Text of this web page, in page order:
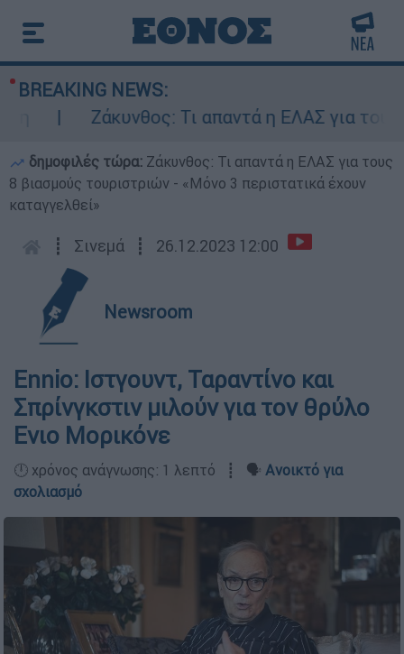
BREAKING NEWS:
Ζάκυνθος: Τι απαντά η ΕΛΑΣ για τους 8
δημοφιλές τώρα: Ζάκυνθος: Τι απαντά η ΕΛΑΣ για τους
8 βιασμούς τουριστριών - «Μόνο 3 περιστατικά έχουν
καταγγελθεί»
┋ Σινεμά ┋ 26.12.2023 12:00
Newsroom
Εnnio: Ιστγουντ, Ταραντίνο και
Σπρίνγκστιν μιλούν για τον θρύλο
Ενιο Μορικόνε
🕛 χρόνος ανάγνωσης: 1 λεπτό ┋ 🗣️ Ανοικτό για
σχολιασμό